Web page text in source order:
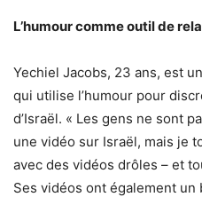
L’humour comme outil de
Yechiel Jacobs, 23 ans, est
qui utilise l’humour pour
d’Israël. « Les gens ne sont
une vidéo sur Israël, mais je
avec des vidéos drôles – et
Ses vidéos ont également un